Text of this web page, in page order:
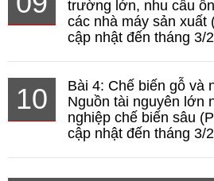
trường lớn, nhu cầu
các nhà máy sản
cập nhật đến tháng 3/
10
Bài 4: Chế biến gỗ và
Nguồn tài nguyên lớn
nghiệp chế biến sâu
cập nhật đến tháng 3/